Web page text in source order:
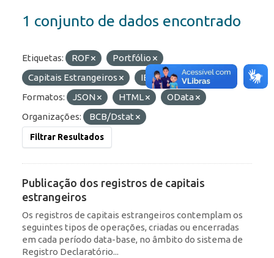
1 conjunto de dados encontrado
Etiquetas: ROF
Portfólio
Capitais Estrangeiros
IED
RDE
Formatos:
JSON HTML
OData
Organizações:
BCB/Dstat
Filtrar Resultados
Publicação dos registros de capitais
estrangeiros
Os registros de capitais estrangeiros contemplam os
seguintes tipos de operações, criadas ou encerradas
em cada período data-base, no âmbito do sistema de
Registro Declaratório...